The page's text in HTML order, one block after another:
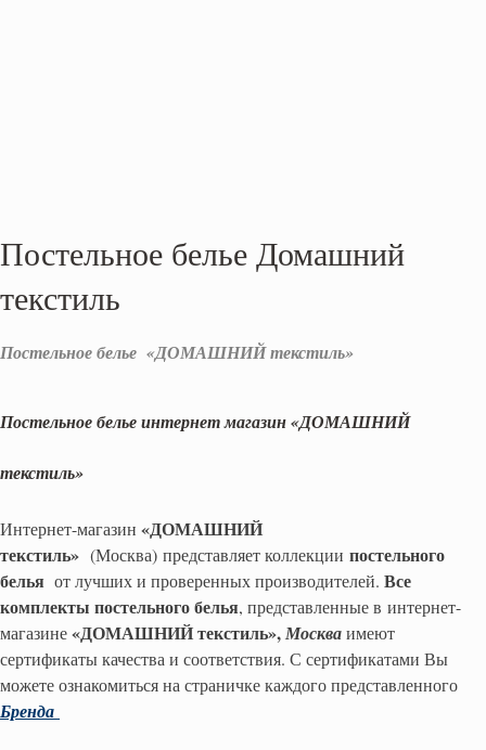
Постельное белье Домашний
текстиль
Постельное белье «ДОМАШНИЙ текстиль»
Постельное белье интернет магазин «ДОМАШНИЙ
текстиль»
Интернет-магазин «ДОМАШНИЙ
текстиль» (Москва) представляет коллекции постельного
белья от лучших и проверенных производителей. Все
комплекты постельного белья, представленные в интернет-
магазине«ДОМАШНИЙ текстиль»,Москваимеют
сертификаты качества и соответствия. С сертификатами Вы
можете ознакомиться на страничке каждого представленного
Бренда